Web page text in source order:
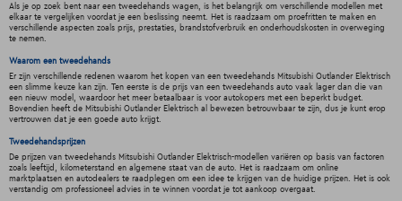
Als je op zoek bent naar een tweedehands wagen, is het belangrijk om verschillende modellen met
elkaar te vergelijken voordat je een beslissing neemt. Het is raadzaam om proefritten te maken en
verschillende aspecten zoals prijs, prestaties, brandstofverbruik en onderhoudskosten in overweging
te nemen.
Waarom een tweedehands
Er zijn verschillende redenen waarom het kopen van een tweedehands Mitsubishi Outlander Elektrisch
een slimme keuze kan zijn. Ten eerste is de prijs van een tweedehands auto vaak lager dan die van
een nieuw model, waardoor het meer betaalbaar is voor autokopers met een beperkt budget.
Bovendien heeft de Mitsubishi Outlander Elektrisch al bewezen betrouwbaar te zijn, dus je kunt erop
vertrouwen dat je een goede auto krijgt.
Tweedehandsprijzen
De prijzen van tweedehands Mitsubishi Outlander Elektrisch-modellen variëren op basis van factoren
zoals leeftijd, kilometerstand en algemene staat van de auto. Het is raadzaam om online
marktplaatsen en autodealers te raadplegen om een idee te krijgen van de huidige prijzen. Het is ook
verstandig om professioneel advies in te winnen voordat je tot aankoop overgaat.